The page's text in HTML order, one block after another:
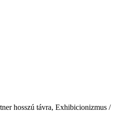
hosszú távra, Exhibicionizmus /